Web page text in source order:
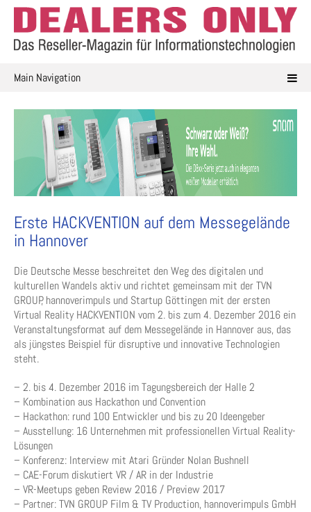
Skip
content
Main Navigation
Erste HACKVENTION auf dem Messegelände
in Hannover
Die Deutsche Messe beschreitet den Weg des digitalen und
kulturellen Wandels aktiv und richtet gemeinsam mit der TVN
GROUP, hannoverimpuls und Startup Göttingen mit der ersten
Virtual Reality HACKVENTION vom 2. bis zum 4. Dezember 2016 ein
Veranstaltungsformat auf dem Messegelände in Hannover aus, das
als jüngstes Beispiel für disruptive und innovative Technologien
steht.
– 2. bis 4. Dezember 2016 im Tagungsbereich der Halle 2
– Kombination aus Hackathon und Convention
– Hackathon: rund 100 Entwickler und bis zu 20 Ideengeber
– Ausstellung: 16 Unternehmen mit professionellen Virtual Reality-
Lösungen
– Konferenz: Interview mit Atari Gründer Nolan Bushnell
– CAE-Forum diskutiert VR / AR in der Industrie
– VR-Meetups geben Review 2016 / Preview 2017
– Partner: TVN GROUP Film & TV Production, hannoverimpuls GmbH